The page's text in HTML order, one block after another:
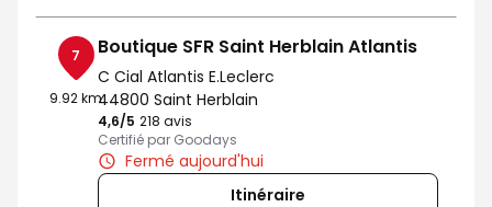
7
9.92 km
Boutique SFR Saint Herblain Atlantis
C Cial Atlantis E.Leclerc
44800 Saint Herblain
4,6/5 Note de 4.6 sur 5
218 avis
Certifié par Goodays
Fermé aujourd'hui
Itinéraire